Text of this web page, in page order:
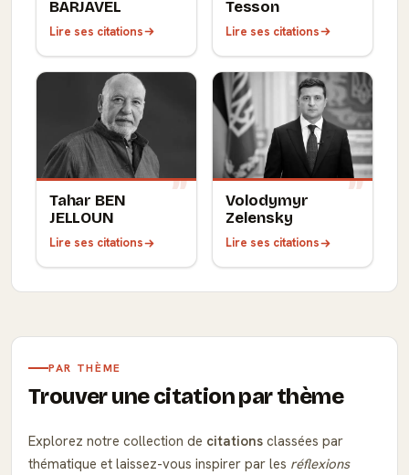
BARJAVEL
Lire ses citations
Tesson
Lire ses citations
Tahar BEN
JELLOUN
Lire ses citations
Volodymyr
Zelensky
Lire ses citations
PAR THÈME
Trouver une citation par thème
Explorez notre collection de citations classées par
thématique et laissez-vous inspirer par les réflexions